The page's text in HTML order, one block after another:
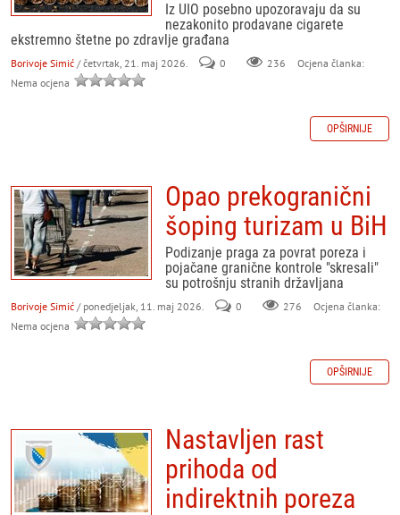
Iz UIO posebno upozoravaju da su
nezakonito prodavane cigarete
ekstremno štetne po zdravlje građana
Borivoje Simić / četvrtak, 21. maj 2026. 0 236
Ocjena članka:
Nema ocjena
OPŠIRNIJE
Opao prekogranični
šoping turizam u BiH
Podizanje praga za povrat poreza i
pojačane granične kontrole "skresali"
su potrošnju stranih državljana
Borivoje Simić / ponedjeljak, 11. maj 2026. 0 276
Ocjena članka:
Nema ocjena
OPŠIRNIJE
Nastavljen rast
prihoda od
indirektnih poreza